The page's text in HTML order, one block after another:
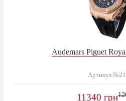
Audemars Piguet
Артикул
11340 грн